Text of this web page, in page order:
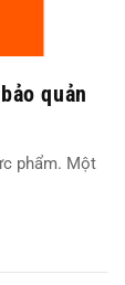
quản
phẩm. Một